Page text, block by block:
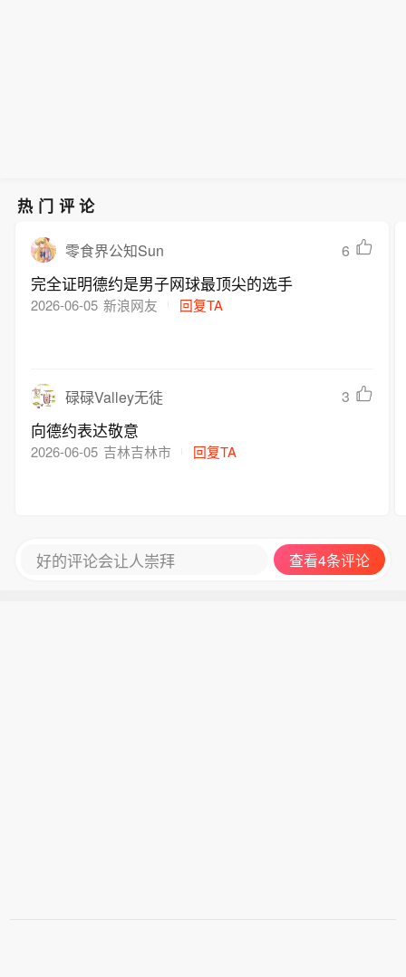
热门评论
零食界公知Sun 6
完全证明德约是男子网球最顶尖的选手
2026-06-05 新浪网友 回复TA
碌碌Valley无徒 3
向德约表达敬意
2026-06-05 吉林吉林市 回复TA
好的评论会让人崇拜 查看4条评论